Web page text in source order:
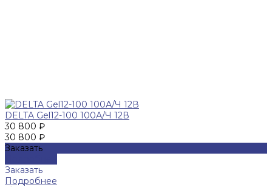
DELTA Gel12-100 100А/Ч 12В
30 800 ₽
30 800 ₽
Заказать
Заказать
Подробнее